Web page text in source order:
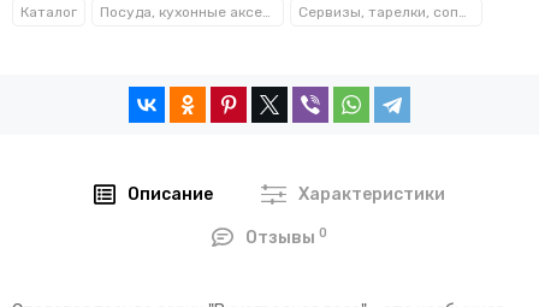
Каталог Посуда, кухонные аксессуары и принадлежности TM Kamille TM Ofenbach Сервизы, тарелки, сопутствующие
Описание Характеристики
Отзывы0